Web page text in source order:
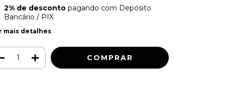
2% de descontopagando com Depósito
Bancário / PIX
mais detalhes